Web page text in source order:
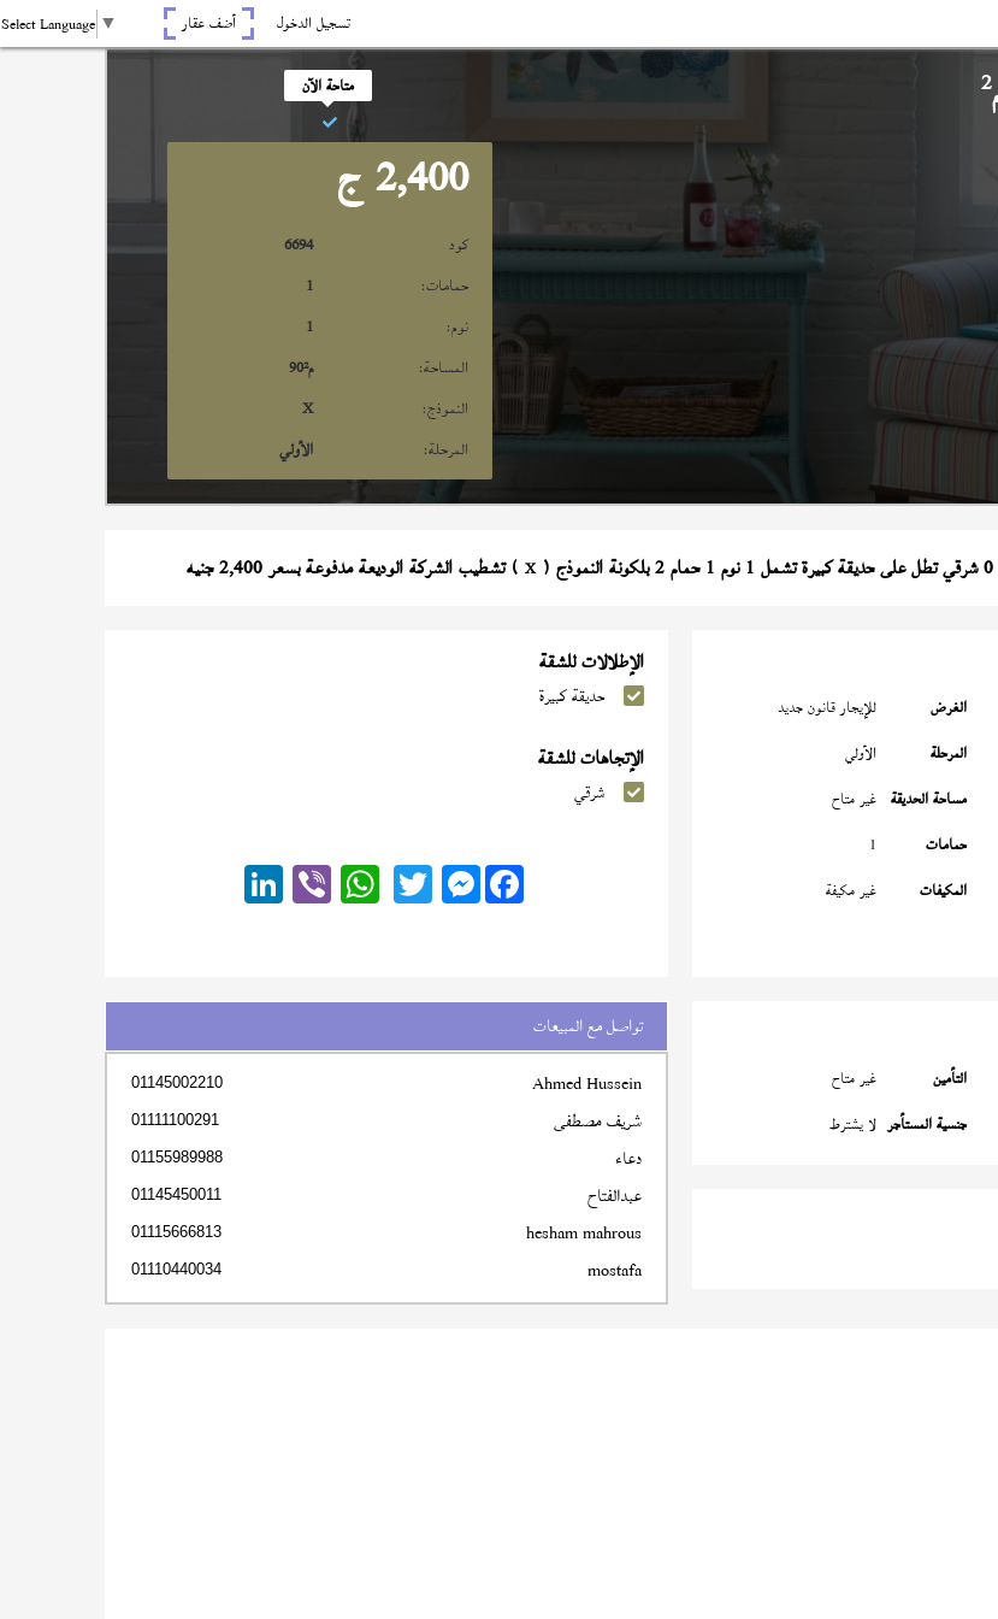
تسجيل الدخول أضف عقار Select Language ▼
2 متاحة الآن
2,400 ج
كود
6694
حمامات:
1
نوم:
1
المساحة:
90م²
النموذج:
X
المرحلة:
الأولي
X ) تشطيب الشركة الوديعة مدفوعة بسعر 2,400 جنيه
الغرض
للإيجار قانون جديد
المرحلة
الأولي
مساحة الحديقة غير متاح
حمامات
1
المكيفات
غير مكيفة
الإطلالات للشقة
حديقة كبيرة
الإتجاهات للشقة
شرقي
Messenger
التأمين
غير متاح
جنسية المستأجر لا يشترط
تواصل مع المبيعات
Ahmed Hussein
01145002210
شريف مصطفى 01111100291
دعاء 01155989988
عبدالفتاح 01145450011
hesham mahrous
01115666813
mostafa
01110440034